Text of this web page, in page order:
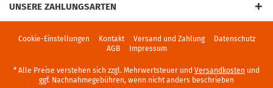
UNSERE ZAHLUNGSARTEN
Cookie-Einstellungen Kontakt Versand und Zahlung
Datenschutz
AGB
Impressum
* Alle Preise verstehen sich zzgl. Mehrwertsteuer und Versandkosten und
ggf. Nachnahmegebühren, wenn nicht anders beschrieben